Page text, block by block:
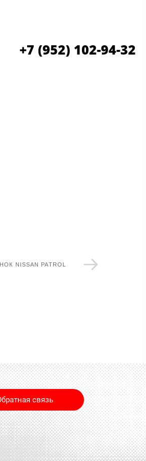
+7 (952) 102-94-32
NISSAN PATROL
связь